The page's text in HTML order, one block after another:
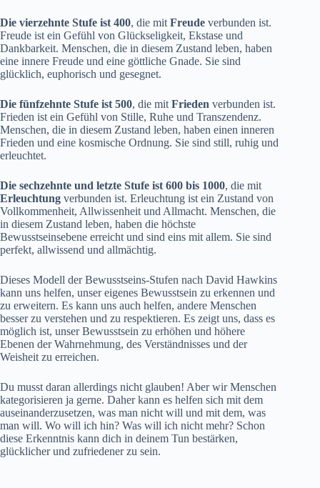
Die vierzehnte Stufe ist 400, die mit Freude verbunden ist.
Freude ist ein Gefühl von Glückseligkeit, Ekstase und
Dankbarkeit. Menschen, die in diesem Zustand leben, haben
eine innere Freude und eine göttliche Gnade. Sie sind
glücklich, euphorisch und gesegnet.
Die fünfzehnte Stufe ist 500, die mit Frieden verbunden ist.
Frieden ist ein Gefühl von Stille, Ruhe und Transzendenz.
Menschen, die in diesem Zustand leben, haben einen inneren
Frieden und eine kosmische Ordnung. Sie sind still, ruhig und
erleuchtet.
Die sechzehnte und letzte Stufe ist 600 bis 1000, die mit
Erleuchtung verbunden ist. Erleuchtung ist ein Zustand von
Vollkommenheit, Allwissenheit und Allmacht. Menschen, die
in diesem Zustand leben, haben die höchste
Bewusstseinsebene erreicht und sind eins mit allem. Sie sind
perfekt, allwissend und allmächtig.
Dieses Modell der Bewusstseins-Stufen nach David Hawkins
kann uns helfen, unser eigenes Bewusstsein zu erkennen und
zu erweitern. Es kann uns auch helfen, andere Menschen
besser zu verstehen und zu respektieren. Es zeigt uns, dass es
möglich ist, unser Bewusstsein zu erhöhen und höhere
Ebenen der Wahrnehmung, des Verständnisses und der
Weisheit zu erreichen.
Du musst daran allerdings nicht glauben! Aber wir Menschen
kategorisieren ja gerne. Daher kann es helfen sich mit dem
auseinanderzusetzen, was man nicht will und mit dem, was
man will. Wo will ich hin? Was will ich nicht mehr? Schon
diese Erkenntnis kann dich in deinem Tun bestärken,
glücklicher und zufriedener zu sein.